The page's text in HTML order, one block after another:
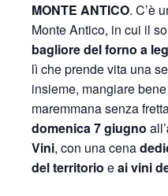
MONTE ANTICO. C’è
Monte Antico, in cui il
bagliore del forno a
lì che prende vita una
insieme, mangiare
maremmana senza
domenica 7 giugno all’
Vini, con una cena
del territorio eai vini